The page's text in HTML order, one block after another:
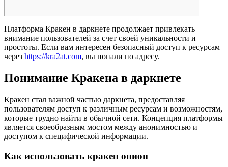
Платформа Кракен в даркнете продолжает привлекать
внимание пользователей за счет своей уникальности и
простоты. Если вам интересен безопасный доступ к ресурсам
через https://kra2at.com, вы попали по адресу.
Понимание Кракена в даркнете
Кракен стал важной частью даркнета, предоставляя
пользователям доступ к различным ресурсам и возможностям,
которые трудно найти в обычной сети. Концепция платформы
является своеобразным мостом между анонимностью и
доступом к специфической информации.
Как использовать кракен онион